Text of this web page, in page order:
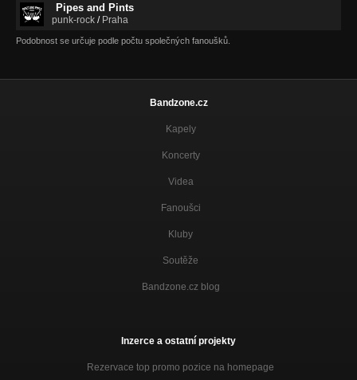
Pipes and Pints
punk-rock / Praha
Podobnost se určuje podle počtu společných fanoušků.
Bandzone.cz
Kapely
Koncerty
Videa
Fanoušci
Kluby
Soutěže
Bandzone.cz blog
Inzerce a ostatní projekty
Rezervace top promo pozice na homepage